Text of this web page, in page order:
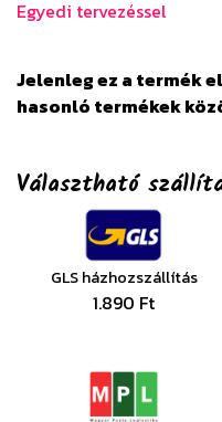
Egyedi tervezéssel
Jelenleg ez a termék
hasonló termékek
Választható
GLS házhozszállítás
1.890 Ft